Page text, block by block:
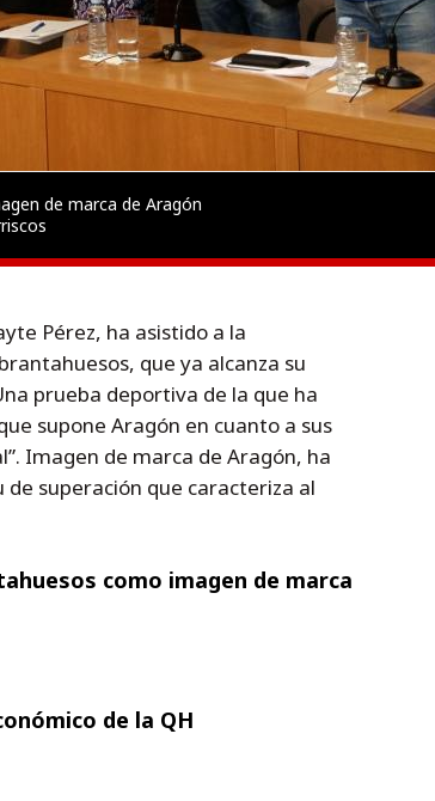
de marca de Aragón
Pérez, ha asistido a la
que ya alcanza su
prueba deportiva de la que ha
supone Aragón en cuanto a sus
Imagen de marca de Aragón, ha
superación que caracteriza al
como imagen de marca
de la QH